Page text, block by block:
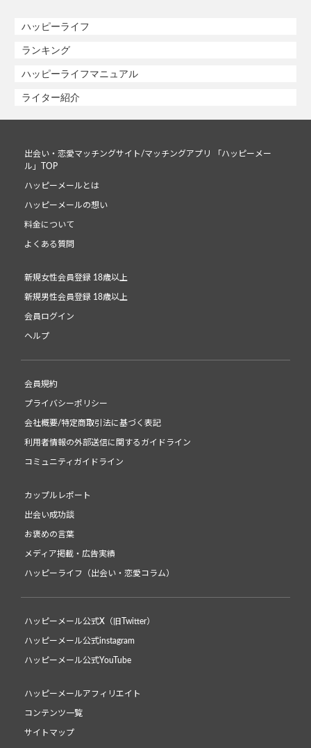
ハッピーライフ
ランキング
ハッピーライフマニュアル
ライター紹介
出会い・恋愛マッチングサイト/マッチングアプリ 「ハッピーメー
ル」TOP
ハッピーメールとは
ハッピーメールの想い
料金について
よくある質問
新規女性会員登録 18歳以上
新規男性会員登録 18歳以上
会員ログイン
ヘルプ
会員規約
プライバシーポリシー
会社概要/特定商取引法に基づく表記
利用者情報の外部送信に関するガイドライン
コミュニティガイドライン
カップルレポート
出会い成功談
お褒めの言葉
メディア掲載・広告実績
ハッピーライフ（出会い・恋愛コラム）
ハッピーメール公式X（旧Twitter）
ハッピーメール公式instagram
ハッピーメール公式YouTube
ハッピーメールアフィリエイト
コンテンツ一覧
サイトマップ